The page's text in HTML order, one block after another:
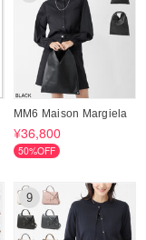
MM6 Maison Margiela
¥36,800
50%OFF
9